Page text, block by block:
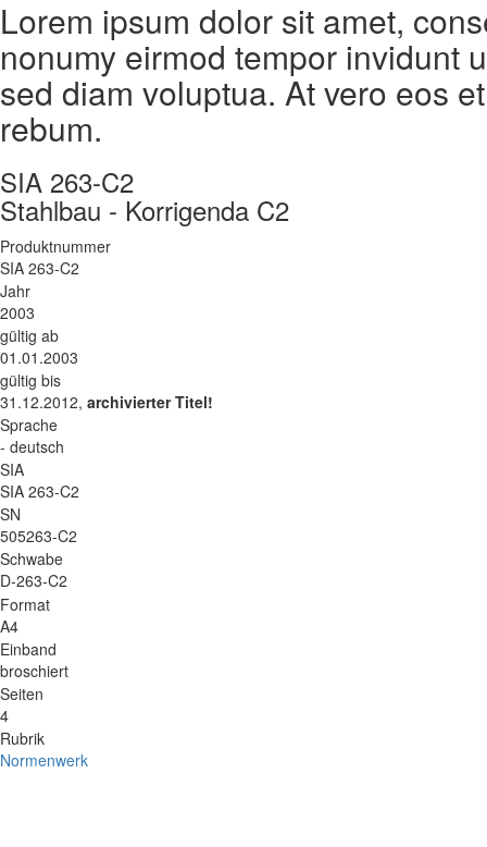
Lorem ipsum dolor sit amet,
nonumy eirmod tempor invidunt
sed diam voluptua. At vero eos
rebum.
SIA 263-C2
Stahlbau - Korrigenda C2
Produktnummer
SIA 263-C2
Jahr
2003
gültig ab
01.01.2003
gültig bis
31.12.2012, archivierter Titel!
Sprache
- deutsch
SIA
SIA 263-C2
SN
505263-C2
Schwabe
D-263-C2
Format
A4
Einband
broschiert
Seiten
4
Rubrik
Normenwerk